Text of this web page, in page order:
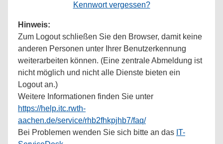
Kennwort vergessen?
Hinweis:
Zum Logout schließen Sie den Browser, damit keine
anderen Personen unter Ihrer Benutzerkennung
weiterarbeiten können. (Eine zentrale Abmeldung ist
nicht möglich und nicht alle Dienste bieten ein
Logout an.)
Weitere Informationen finden Sie unter
https://help.itc.rwth-
aachen.de/service/rhb2fhkpjhb7/faq/
Bei Problemen wenden Sie sich bitte an das IT-